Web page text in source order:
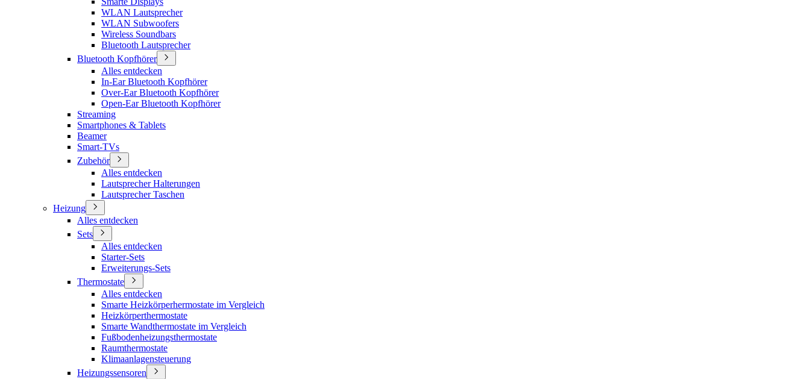
WLAN Lautsprecher
WLAN Subwoofers
Wireless Soundbars
Bluetooth Lautsprecher
Bluetooth Kopfhörer
Alles entdecken
In-Ear Bluetooth Kopfhörer
Over-Ear Bluetooth Kopfhörer
Open-Ear Bluetooth Kopfhörer
Streaming
Smartphones & Tablets
Beamer
Smart-TVs
Zubehör
Alles entdecken
Lautsprecher Halterungen
Lautsprecher Taschen
Heizung
Alles entdecken
Sets
Alles entdecken
Starter-Sets
Erweiterungs-Sets
Thermostate
Alles entdecken
Smarte Heizkörperhermostate im Vergleich
Heizkörperthermostate
Smarte Wandthermostate im Vergleich
Fußbodenheizungsthermostate
Raumthermostate
Klimaanlagensteuerung
Heizungssensoren